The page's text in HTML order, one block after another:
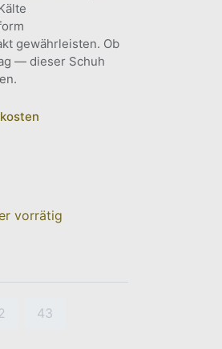
gewährleisten. Ob
— dieser Schuh
vorrätig
43